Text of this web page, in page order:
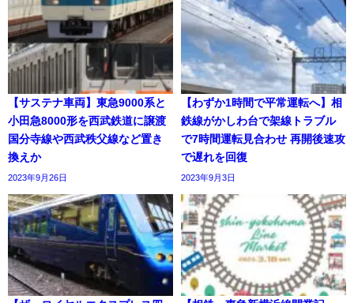
【サステナ車両】東急9000系と
小田急8000形を西武鉄道に譲渡
国分寺線や西武秩父線など置き
換えか
2023年9月26日
【わずか1時間で平常運転へ】相
鉄線がかしわ台で架線トラブル
で7時間運転見合わせ 再開後速攻
で遅れを回復
2023年9月3日